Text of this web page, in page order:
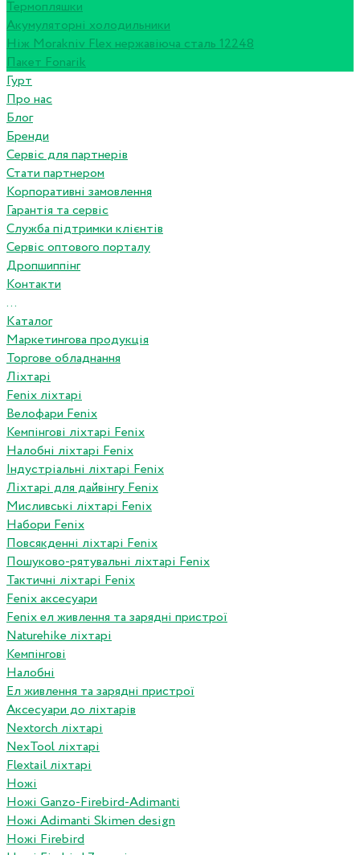
Термопляшки
Акумуляторні холодильники
Ніж Morakniv Flex нержавіюча сталь 12248
Пакет Fonarik
Гурт
Про нас
Блог
Бренди
Сервіс для партнерів
Стати партнером
Корпоративні замовлення
Гарантія та сервіс
Служба підтримки клієнтів
Сервіс оптового порталу
Дропшиппінг
Контакти
...
Каталог
Маркетингова продукція
Торгове обладнання
Ліхтарі
Fenix ліхтарі
Велофари Fenix
Кемпінгові ліхтарі Fenix
Налобні ліхтарі Fenix
Індустріальні ліхтарі Fenix
Ліхтарі для дайвінгу Fenix
Мисливські ліхтарі Fenix
Набори Fenix
Повсякденні ліхтарі Fenix
Пошуково-рятувальні ліхтарі Fenix
Тактичні ліхтарі Fenix
Fenix аксесуари
Fenix ел живлення та зарядні пристрої
Naturehike ліхтарі
Кемпінгові
Налобні
Ел живлення та зарядні пристрої
Аксесуари до ліхтарів
Nextorch ліхтарі
NexTool ліхтарі
Flextail ліхтарі
Ножі
Ножі Ganzo-Firebird-Adimanti
Ножі Adimanti Skimen design
Ножі Firebird